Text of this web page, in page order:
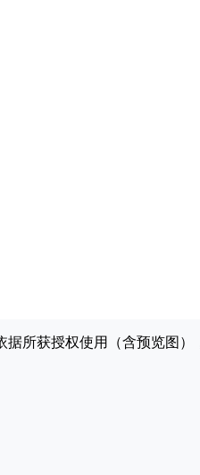
所获授权使用（含预览图）